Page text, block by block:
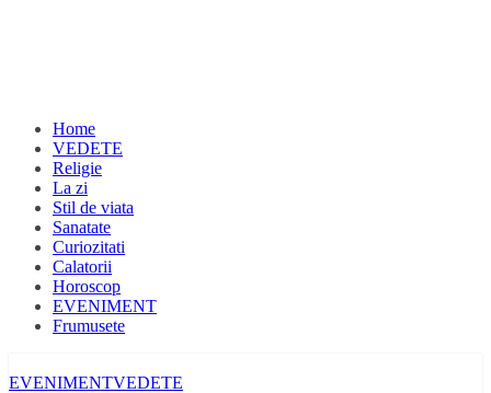
Home
VEDETE
Religie
La zi
Stil de viata
Sanatate
Curiozitati
Calatorii
Horoscop
EVENIMENT
Frumusete
EVENIMENTVEDETE